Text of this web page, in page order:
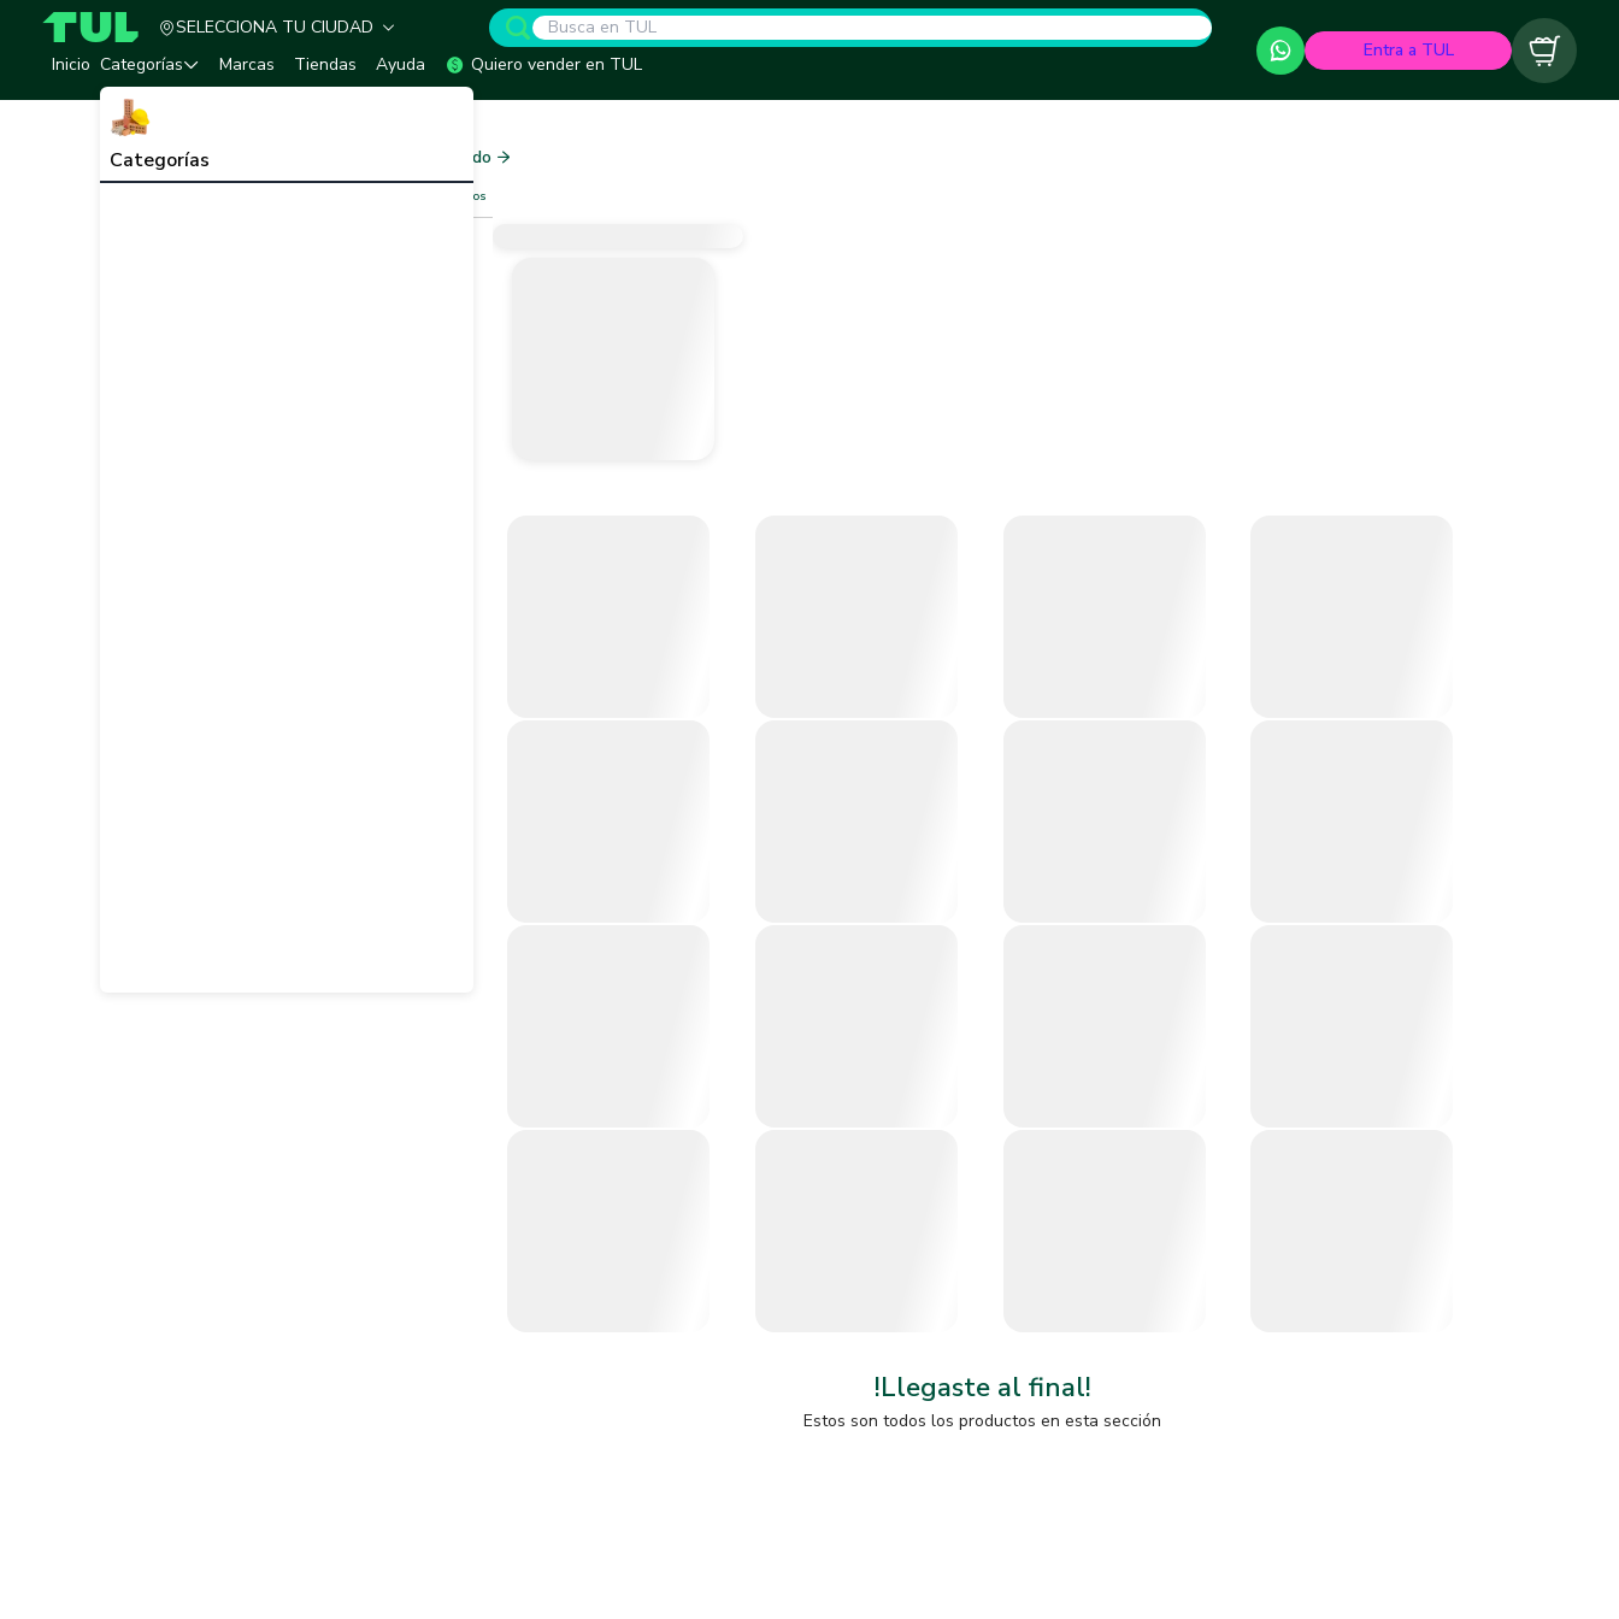
TUL - Tu Marketplace de Construcción
SELECCIONA TU CIUDAD
Inicio Categorías
Categorías
Marcas Tiendas Ayuda Quiero vender en TUL
Entra a TUL Carrito
Inicio
Complementos Madera Ver todo
Limpiar filtros
!Llegaste al final!
Estos son todos los productos en esta sección